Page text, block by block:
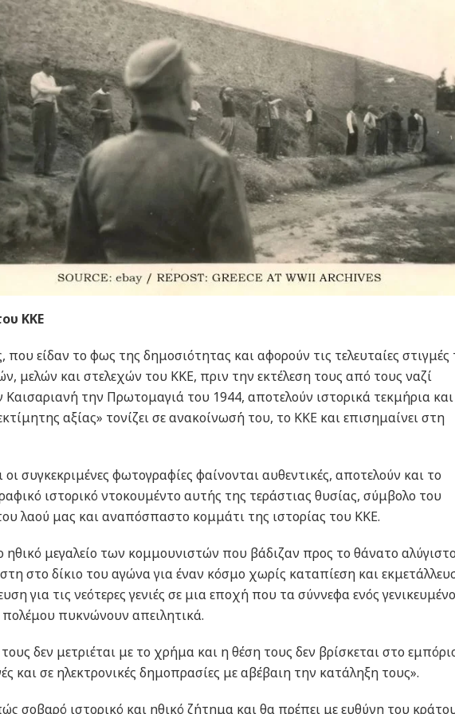
ΚΚΕ
που είδαν το φως της δημοσιότητας και αφορούν τις τελευταίες
μελών και στελεχών του ΚΚΕ, πριν την εκτέλεση τους από τους ναζί
Καισαριανή την Πρωτομαγιά του 1944, αποτελούν ιστορικά τεκμήρια και
αξίας» τονίζει σε ανακοίνωσή του, το ΚΚΕ και επισημαίνει στη
οι συγκεκριμένες φωτογραφίες φαίνονται αυθεντικές, αποτελούν και το
ιστορικό ντοκουμέντο αυτής της τεράστιας θυσίας, σύμβολο του
λαού μας και αναπόσπαστο κομμάτι της ιστορίας του ΚΚΕ.
μεγαλείο των κομμουνιστών που βάδιζαν προς το θάνατο
στο δίκιο του αγώνα για έναν κόσμο χωρίς καταπίεση και
για τις νεότερες γενιές σε μια εποχή που τα σύννεφα ενός
πολέμου πυκνώνουν απειλητικά.
δεν μετριέται με το χρήμα και η θέση τους δεν βρίσκεται στο
και σε ηλεκτρονικές δημοπρασίες με αβέβαιη την κατάληξη τους».
σοβαρό ιστορικό και ηθικό ζήτημα και θα πρέπει με ευθύνη του